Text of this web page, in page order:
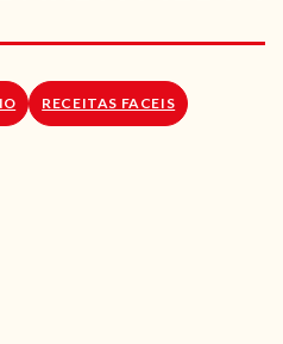
VEGGIE
NÓS
ONLINE
RECEITAS FACEIS